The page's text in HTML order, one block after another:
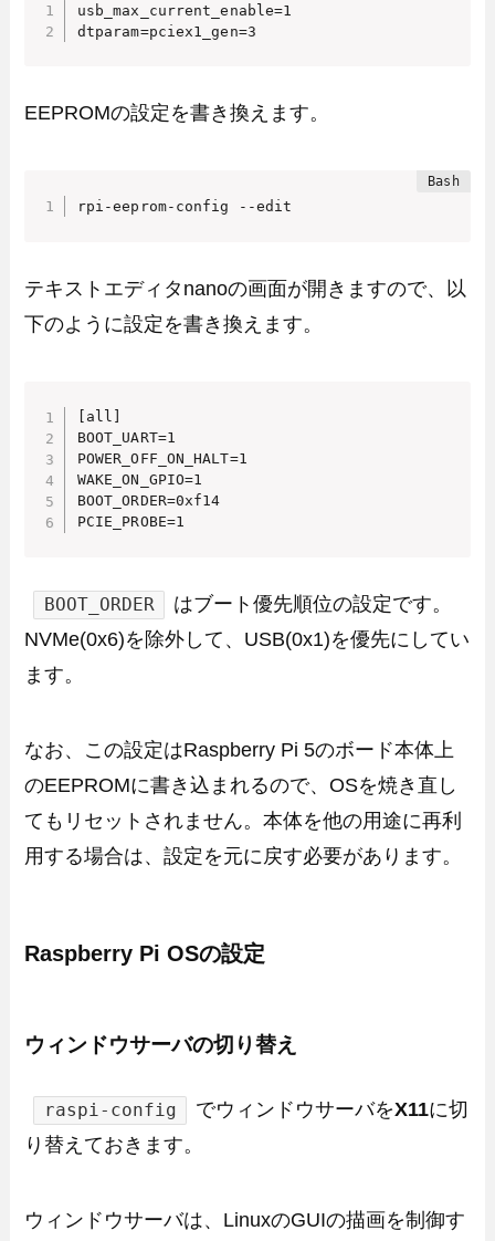
usb_max_current_enable=1
dtparam=pciex1_gen=3
EEPROMの設定を書き換えます。
rpi-eeprom-config --edit
テキストエディタnanoの画面が開きますので、以
下のように設定を書き換えます。
[all]
BOOT_UART=1
POWER_OFF_ON_HALT=1
WAKE_ON_GPIO=1
BOOT_ORDER=0xf14
PCIE_PROBE=1
BOOT_ORDER
はブート優先順位の設定です。
NVMe(0x6)を除外して、USB(0x1)を優先にしてい
ます。
なお、この設定はRaspberry Pi 5のボード本体上
のEEPROMに書き込まれるので、OSを焼き直し
てもリセットされません。本体を他の用途に再利
用する場合は、設定を元に戻す必要があります。
Raspberry Pi OSの設定
ウィンドウサーバの切り替え
raspi-config でウィンドウサーバをX11に切
り替えておきます。
ウィンドウサーバは、LinuxのGUIの描画を制御す